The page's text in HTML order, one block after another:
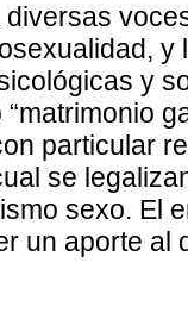
y
y
“matrimonio
particular
se
sexo. El
un aporte al